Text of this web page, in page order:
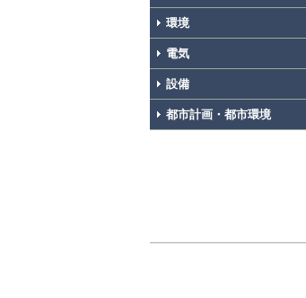
環境
電気
設備
都市計画・都市環境